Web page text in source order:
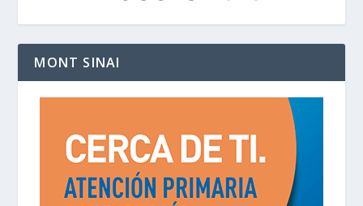
MONT SINAI